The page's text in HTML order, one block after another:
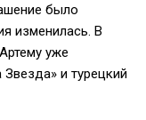
было
изменилась. В
уже
и турецкий